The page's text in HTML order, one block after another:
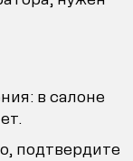
в салоне
подтвердите